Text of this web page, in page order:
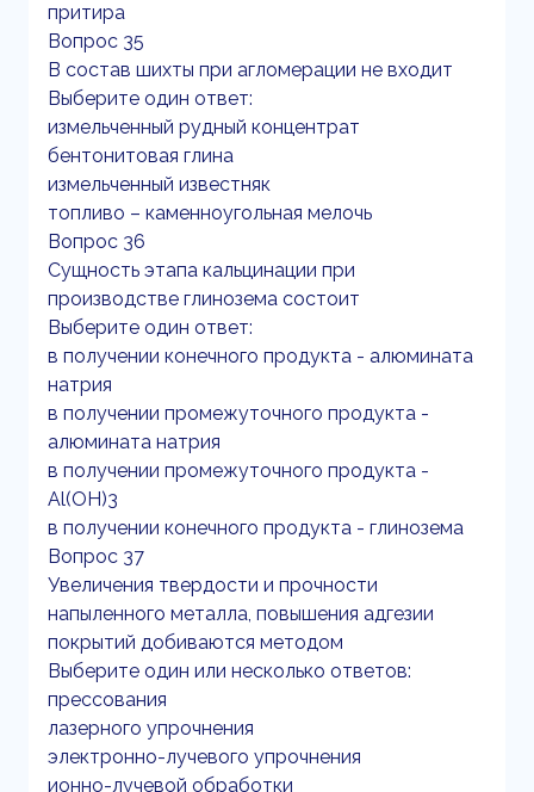
притира
Вопрос 35
В состав шихты при агломерации не входит
Выберите один ответ:
измельченный рудный концентрат
бентонитовая глина
измельченный известняк
топливо – каменноугольная мелочь
Вопрос 36
Сущность этапа кальцинации при
производстве глинозема состоит
Выберите один ответ:
в получении конечного продукта - алюмината
натрия
в получении промежуточного продукта -
алюмината натрия
в получении промежуточного продукта -
Al(OH)3
в получении конечного продукта - глинозема
Вопрос 37
Увеличения твердости и прочности
напыленного металла, повышения адгезии
покрытий добиваются методом
Выберите один или несколько ответов:
прессования
лазерного упрочнения
электронно-лучевого упрочнения
ионно-лучевой обработки